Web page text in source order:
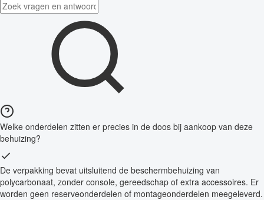
Welke onderdelen zitten er precies in de doos bij aankoop van deze
behuizing?
De verpakking bevat uitsluitend de beschermbehuizing van
polycarbonaat, zonder console, gereedschap of extra accessoires. Er
worden geen reserveonderdelen of montageonderdelen meegeleverd.